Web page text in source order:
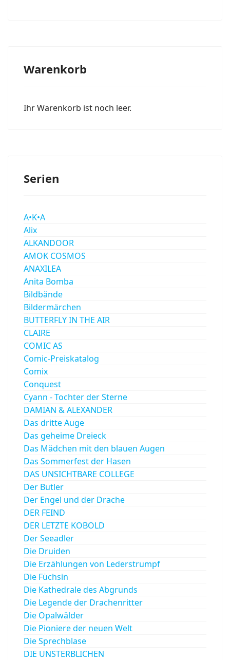
Warenkorb
Ihr Warenkorb ist noch leer.
Serien
A•K•A
Alix
ALKANDOOR
AMOK COSMOS
ANAXILEA
Anita Bomba
Bildbände
Bildermärchen
BUTTERFLY IN THE AIR
CLAIRE
COMIC AS
Comic-Preiskatalog
Comix
Conquest
Cyann - Tochter der Sterne
DAMIAN & ALEXANDER
Das dritte Auge
Das geheime Dreieck
Das Mädchen mit den blauen Augen
Das Sommerfest der Hasen
DAS UNSICHTBARE COLLEGE
Der Butler
Der Engel und der Drache
DER FEIND
DER LETZTE KOBOLD
Der Seeadler
Die Druiden
Die Erzählungen von Lederstrumpf
Die Füchsin
Die Kathedrale des Abgrunds
Die Legende der Drachenritter
Die Opalwälder
Die Pioniere der neuen Welt
Die Sprechblase
DIE UNSTERBLICHEN